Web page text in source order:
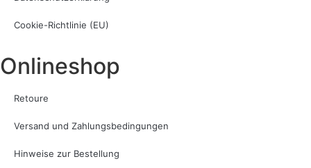
Cookie-Richtlinie (EU)
Onlineshop
Retoure
Versand und Zahlungsbedingungen
Hinweise zur Bestellung